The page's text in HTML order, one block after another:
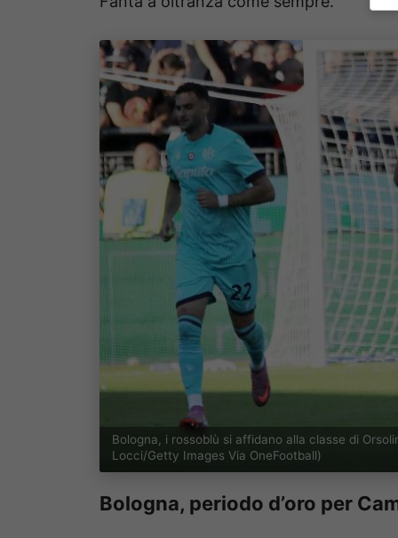
Bologna, i rossoblù si affidano alla classe di
Locci/Getty Images Via OneFootball)
Bologna, periodo d’oro per